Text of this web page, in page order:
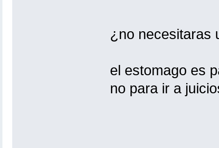
¿no necesitaras
el estomago es
no para ir a